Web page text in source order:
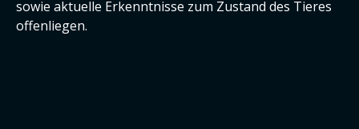
sowie aktuelle Erkenntnisse zum Zustand des Tieres
offenliegen.